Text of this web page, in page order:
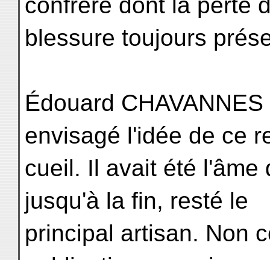
blessure toujours
Édouard
envisagé l'idée de ce
cueil. Il avait été l'âme
jusqu'à la fin, resté le
principal artisan. Non